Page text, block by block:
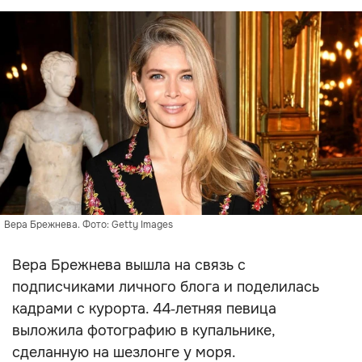
Вера Брежнева. Фото: Getty Images
Вера Брежнева вышла на связь с
подписчиками личного блога и поделилась
кадрами с курорта. 44‑летняя певица
выложила фотографию в купальнике,
сделанную на шезлонге у моря.